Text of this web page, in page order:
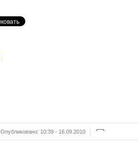
Опубликовано: 10:39 - 16.09.2010